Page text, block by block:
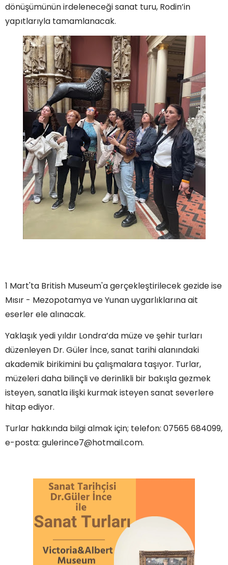
dönüşümünün irdeleneceği sanat turu, Rodin’in
yapıtlarıyla tamamlanacak.
1 Mart'ta British Museum'a gerçekleştirilecek gezide ise
Mısır - Mezopotamya ve Yunan uygarlıklarına ait
eserler ele alınacak.
Yaklaşık yedi yıldır Londra’da müze ve şehir turları
düzenleyen Dr. Güler İnce, sanat tarihi alanındaki
akademik birikimini bu çalışmalara taşıyor. Turlar,
müzeleri daha bilinçli ve derinlikli bir bakışla gezmek
isteyen, sanatla ilişki kurmak isteyen sanat severlere
hitap ediyor.
Turlar hakkında bilgi almak için; telefon: 07565 684099,
e-posta: gulerince7@hotmail.com.